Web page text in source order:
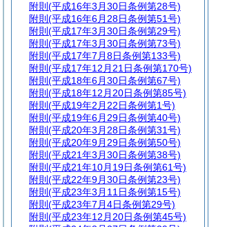
附則 (平成16年3月30日条例第28号)
附則 (平成16年6月28日条例第51号)
附則 (平成17年3月30日条例第29号)
附則 (平成17年3月30日条例第73号)
附則 (平成17年7月8日条例第133号)
附則 (平成17年12月21日条例第170号)
附則 (平成18年6月30日条例第67号)
附則 (平成18年12月20日条例第85号)
附則 (平成19年2月22日条例第1号)
附則 (平成19年6月29日条例第40号)
附則 (平成20年3月28日条例第31号)
附則 (平成20年9月29日条例第50号)
附則 (平成21年3月30日条例第38号)
附則 (平成21年10月19日条例第61号)
附則 (平成22年9月30日条例第23号)
附則 (平成23年3月11日条例第15号)
附則 (平成23年7月4日条例第29号)
附則 (平成23年12月20日条例第45号)